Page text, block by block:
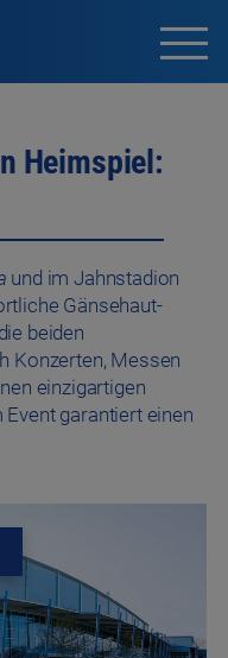
Heimspiel:
und im Jahnstadion
Gänsehaut-
beiden
Konzerten, Messen
einzigartigen
garantiert einen